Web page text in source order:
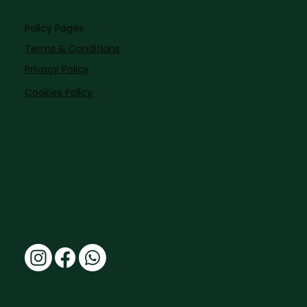
Policy Pages
Terms & Conditions
Privacy Policy
Cookies Policy